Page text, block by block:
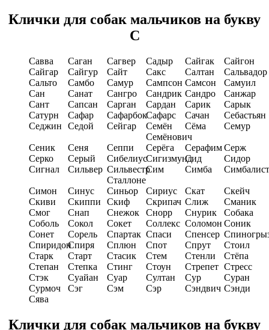
Клички для собак мальчиков на букву
С
Савва Саган Сагвер Садыр Сайгак
Сайгон
Сайгар
Сайгур Сайт Сакс Салтан
Сальвадор
Сальто
Самбо Самур Сампсон Самсон
Самуил
Сан
Санат Сангро Сандрик Сандро
Санжар
Сант
Сапсан Сарган Сардан Сарик
Сарык
Сатурн
Сафар СафарбокСафарс Сачан
Себастьян
Седжин
Седой Сейгар
Семён
Семёнович
Сёма Семур
Сеник Сеня Сеппи Cерёга СерафимСерж
Серко
Серый СибелиусСигизмундСид
Сидор
Сигнал
Сильвер Сильвестр
Сталлоне
Сим Симба
Симон Синус Синьор Сириус Скат
Скейч
Скиви
Скиппи Скиф Скрипач Слиж
Сманик
Смог
Снап Снежок Снорр Снурик
Собака
Соболь
Сокол Сокет Соллекс Соломон Соник
Сонет
Сорель Спартак Спаси Спенсер
СпиридонСпиря Сплюн Спот Спрут
Стоил
Старк
Старт Стасик Стем Стенли
Стёпа
Степан
Степка Стинг Стоун Стрепет Стресс
Стэк
Суайан Суар Султан Сур
Суран
Сурмоч
Сэг Сэм Сэр Сэндвич Сэнди
Сява
Клички для собак мальчиков на букву